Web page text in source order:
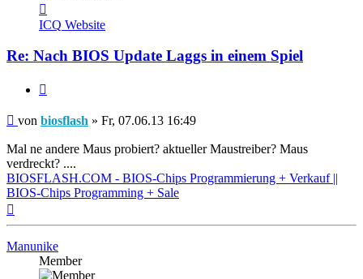
von
biosflash
ICQ Website
Re: Nach BIOS Update Laggs in einem Spiel
Beitrag
von biosflash » Fr, 07.06.13 16:49
Mal ne andere Maus probiert? aktueller Maustreiber? Maus
verdreckt? ....
BIOSFLASH.COM - BIOS-Chips Programmierung + Verkauf ||
BIOS-Chips Programming + Sale
Manunike
Member